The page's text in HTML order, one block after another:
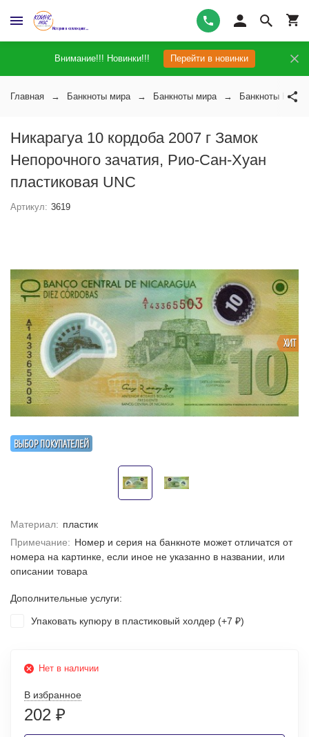
Внимание!!! Новинки!!! Перейти в новинки
Главная Банкноты мира Банкноты мира Банкноты
Никарагуа 10 кордоба 2007 г Замок
Непорочного зачатия, Рио-Сан-Хуан
пластиковая UNC
Артикул: 3619
ВЫБОР ПОКУПАТЕЛЕЙ
ХИТ
Материал: пластик
Примечание: Номер и серия на банкноте может отличатся от
номера на картинке, если иное не указанно в названии, или
описании товара
Дополнительные услуги:
Упаковать купюру в пластиковый холдер (+7 ₽)
Нет в наличии
В избранное
202 ₽